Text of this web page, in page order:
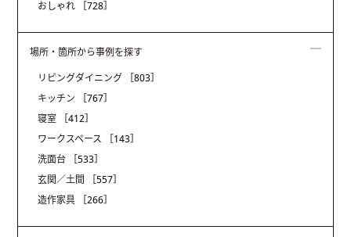
おしゃれ
［728］
場所・箇所から事例を探す
リビングダイニング
［803］
キッチン
［767］
寝室
［412］
ワークスペース
［143］
洗面台
［533］
玄関／土間
［557］
造作家具
［266］